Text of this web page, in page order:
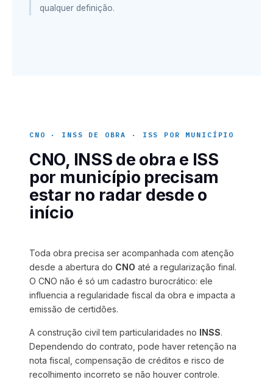
qualquer definição.
CNO · INSS DE OBRA · ISS POR MUNICÍPIO
CNO, INSS de obra e ISS
por município precisam
estar no radar desde o
início
Toda obra precisa ser acompanhada com atenção
desde a abertura do CNO até a regularização final.
O CNO não é só um cadastro burocrático: ele
influencia a regularidade fiscal da obra e impacta a
emissão de certidões.
A construção civil tem particularidades no INSS.
Dependendo do contrato, pode haver retenção na
nota fiscal, compensação de créditos e risco de
recolhimento incorreto se não houver controle.